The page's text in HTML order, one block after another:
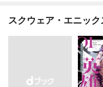
スクウェア・エニッ